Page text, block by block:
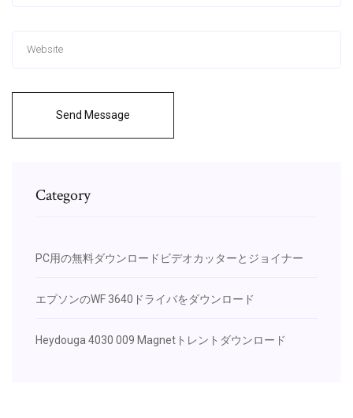
Send Message
Category
PC用の無料ダウンロードビデオカッターとジョイナー
エプソンのWF 3640ドライバをダウンロード
Heydouga 4030 009 Magnetトレントダウンロード